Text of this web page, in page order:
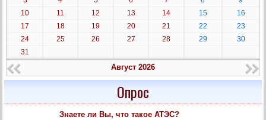
10
11 12 13 14 15
16
17
18 19 20 21 22
23
24
25 26 27 28 29
30
31
Август 2026
Опрос
Знаете ли Вы, что такое АТЭС?